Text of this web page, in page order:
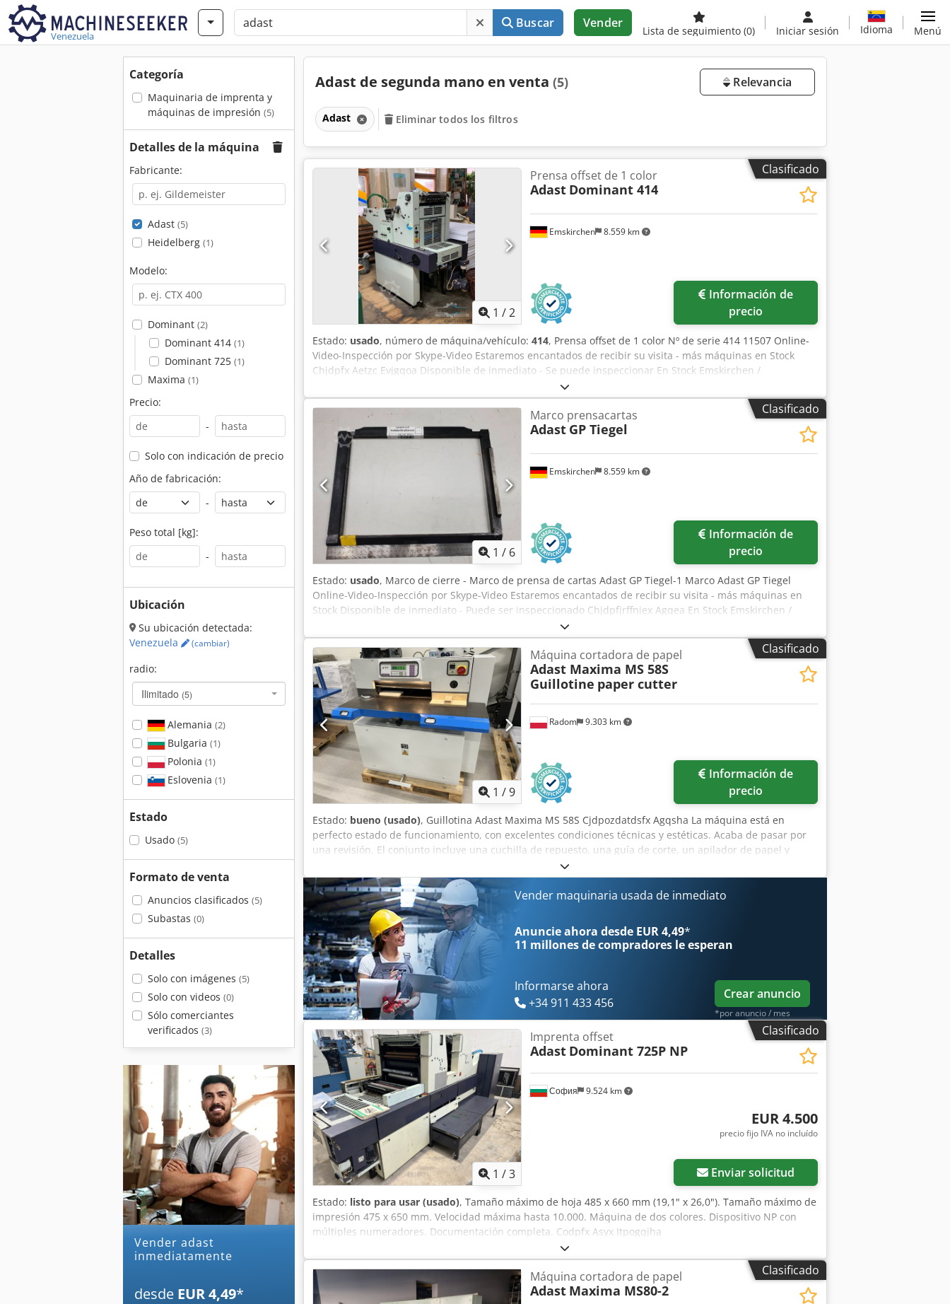
Venezuela
Buscar Vender
Lista de seguimiento (0) Iniciar sesión Idioma Menú
Categoría
Maquinaria de imprenta y
máquinas de impresión (5)
Detalles de la máquina
Fabricante:
Adast (5)
Heidelberg (1)
Modelo:
Dominant (2)
Dominant 414 (1)
Dominant 725 (1)
Maxima (1)
Precio:
-
Solo con indicación de precio
Año de fabricación:
-
Peso total [kg]:
-
Ubicación
Su ubicación detectada:
Venezuela
(cambiar)
radio:
Ilimitado (5)
Alemania (2)
Bulgaria (1)
Polonia (1)
Eslovenia (1)
Estado
Usado (5)
Formato de venta
Anuncios clasificados (5)
Subastas (0)
Detalles
Solo con imágenes (5)
Solo con videos (0)
Sólo comerciantes
verificados (3)
Vender adast
inmediatamente
desde EUR 4,49*
Adast de segunda mano en venta (5) Relevancia
Adast Eliminar todos los filtros
Clasificado
Pedir más fotos
1 /2
Emskirchen 8.559 km
Prensa offset de 1 color
Adast Dominant 414
precio
Estado: usado, número de máquina/vehículo: 414, Prensa offset de 1 color Nº de serie 414 11507 Online-
Video-Inspección por Skype-Video Estaremos encantados de recibir su visita - más máquinas en Stock
Chjdpfx Aetzc Evjgqoa Disponible de inmediato - Se puede inspeccionar En Stock Emskirchen /
Clasificado
1 / 6
Emskirchen 8.559 km
Marco prensacartas
Adast GP Tiegel
precio
Estado: usado, Marco de cierre - Marco de prensa de cartas Adast GP Tiegel-1 Marco Adast GP Tiegel
Online-Video-Inspección por Skype-Video Estaremos encantados de recibir su visita - más máquinas en
Stock Disponible de inmediato - Puede ser inspeccionado Chjdpfjrffniex Agqea En Stock Emskirchen /
Clasificado
1 /9
Radom 9.303 km
Máquina cortadora de papel
Adast Maxima MS 58S
Guillotine paper cutter
precio
Estado: bueno (usado), Guillotina Adast Maxima MS 58S Cjdpozdatdsfx Agqsha La máquina está en
perfecto estado de funcionamiento, con excelentes condiciones técnicas y estéticas. Acaba de pasar por
una revisión. El conjunto incluye una cuchilla de repuesto, una guía de corte, un apilador de papel y
herramientas. Especificaciones técnicas: Ancho de trabajo: 580 mm Altura de la pila: 85 mm Alimentación
eléctrica: 380 V Peso: 450 kg Todos los componentes principales están fabricados en hierro fundido,
incluido un volante de inercia y un sistema de ajuste de la fuerza de presión; se trata de una guillotina de
producción profesional con un diseño compacto. Controlador electrónico de avance, línea de corte y
protecciones de seguridad.
Vender maquinaria usada de inmediato
Anuncie ahora desde EUR 4,49*
11 millones de compradores le esperan
Informarse ahora
+34 911 433 456
Crear anuncio
*por anuncio / mes
Clasificado
1 /3
София 9.524 km
Imprenta offset
Adast Dominant 725P NP
EUR 4.500
precio fijo IVA no incluído
Enviar solicitud
Estado: listo para usar (usado), Tamaño máximo de hoja 485 x 660 mm (19,1" x 26,0"). Tamaño máximo de
impresión 475 x 650 mm. Velocidad máxima hasta 10.000. Máquina de dos colores. Dispositivo NP con
múltiples numeradores. Documentación completa. Codpfx Asyx Itpogqjha
Clasificado
Máquina cortadora de papel
Adast Maxima MS80-2